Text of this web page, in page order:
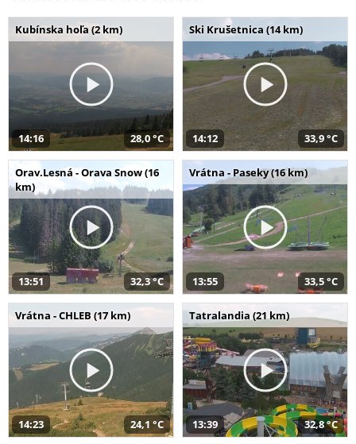
Kubínska hoľa (2 km)
14:16 28,0 °C
Ski Krušetnica (14 km)
14:12 33,9 °C
Orav.Lesná - Orava Snow (16
km)
13:51 32,3 °C
Vrátna - Paseky (16 km)
13:55 33,5 °C
Vrátna - CHLEB (17 km)
14:23 24,1 °C
Tatralandia (21 km)
13:39 32,8 °C